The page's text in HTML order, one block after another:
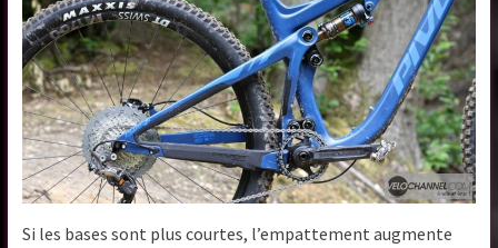
Si les bases sont plus courtes, l’empattement augmente